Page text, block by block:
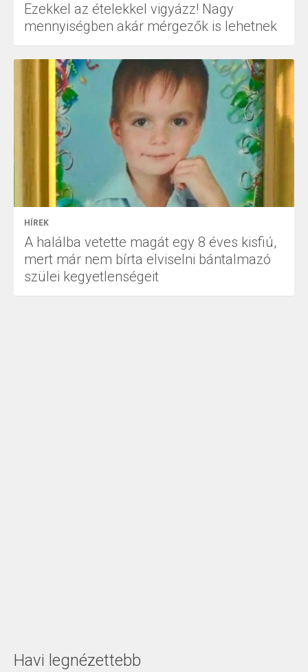
Ezekkel az ételekkel vigyázz! Nagy
mennyiségben akár mérgezők is lehetnek
HÍREK
A halálba vetette magát egy 8 éves kisfiú,
mert már nem bírta elviselni bántalmazó
szülei kegyetlenségeit
Havi legnézettebb